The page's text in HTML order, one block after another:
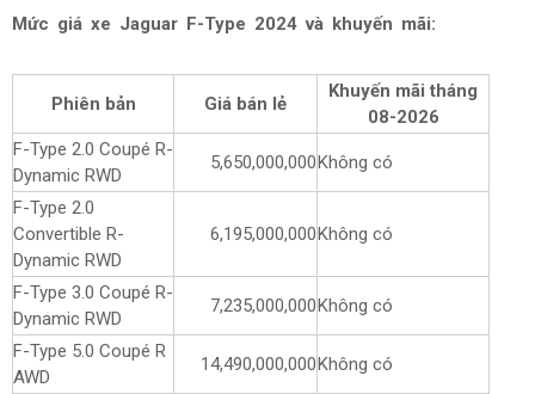
Mức giá xe Jaguar F-Type 2024 và khuyến mãi:
Phiên bản Giá bán lẻ
Khuyến mãi tháng
08-2026
F-Type 2.0 Coupé R-
Dynamic RWD
5,650,000,000Không có
F-Type 2.0
Convertible R-
Dynamic RWD
6,195,000,000Không có
F-Type 3.0 Coupé R-
Dynamic RWD
7,235,000,000Không có
F-Type 5.0 Coupé R
AWD
14,490,000,000Không có